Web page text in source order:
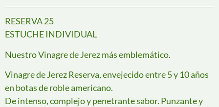
RESERVA 25
ESTUCHE INDIVIDUAL
Nuestro Vinagre de Jerez más emblemático.
Vinagre de Jerez Reserva, envejecido entre 5 y 10 años
en botas de roble americano.
De intenso, complejo y penetrante sabor. Punzante y